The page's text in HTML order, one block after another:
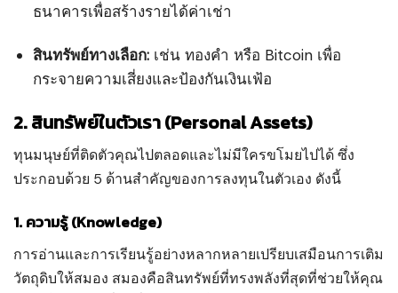
ธนาคารเพื่อสร้างรายได้ค่าเช่า
สินทรัพย์ทางเลือก: เช่น ทองคำ หรือ Bitcoin เพื่อ
กระจายความเสี่ยงและป้องกันเงินเฟ้อ
2. สินทรัพย์ในตัวเรา (Personal Assets)
ทุนมนุษย์ที่ติดตัวคุณไปตลอดและไม่มีใครขโมยไปได้ ซึ่ง
ประกอบด้วย 5 ด้านสำคัญของการลงทุนในตัวเอง ดังนี้
1. ความรู้ (Knowledge)
การอ่านและการเรียนรู้อย่างหลากหลายเปรียบเสมือนการเติม
วัตถุดิบให้สมอง สมองคือสินทรัพย์ที่ทรงพลังที่สุดที่ช่วยให้คุณ